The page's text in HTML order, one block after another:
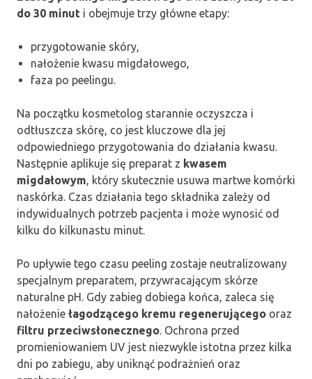
do 30 minut i obejmuje trzy główne etapy:
przygotowanie skóry,
nałożenie kwasu migdałowego,
faza po peelingu.
Na początku kosmetolog starannie oczyszcza i
odtłuszcza skórę, co jest kluczowe dla jej
odpowiedniego przygotowania do działania kwasu.
Następnie aplikuje się preparat z kwasem
migdałowym, który skutecznie usuwa martwe komórki
naskórka. Czas działania tego składnika zależy od
indywidualnych potrzeb pacjenta i może wynosić od
kilku do kilkunastu minut.
Po upływie tego czasu peeling zostaje neutralizowany
specjalnym preparatem, przywracającym skórze
naturalne pH. Gdy zabieg dobiega końca, zaleca się
nałożenie łagodzącego kremu regenerującego oraz
filtru przeciwsłonecznego. Ochrona przed
promieniowaniem UV jest niezwykle istotna przez kilka
dni po zabiegu, aby uniknąć podrażnień oraz